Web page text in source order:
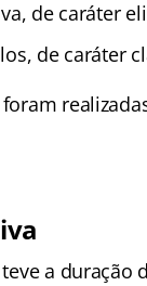
de caráter
de caráter
a duração